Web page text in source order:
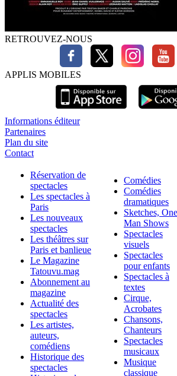
RETROUVEZ-NOUS
APPLIS MOBILES
Informations éditeur
Partenaires
Plan du site
Contact
Réservation de
spectacles
Les spectacles à
Paris
Les nouveaux
spectacles
Les théâtres sur
Paris et banlieue
Le Magazine
Tatouvu.mag
Abonnement au
magazine
Actualité des
spectacles
Les artistes,
auteurs,
comédiens
Historique des
spectacles
Comédies
Comédies
dramatiques
Sketches, One
Man Shows
Spectacles
visuels
Spectacles
pour enfants
Spectacles à
textes
Cirque,
Acrobates
Chansons,
Chanteurs
Spectacles
musicaux
Musique
classique